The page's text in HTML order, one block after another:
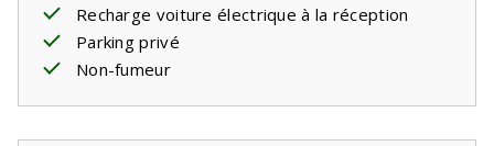
Recharge voiture électrique à la réception
Parking privé
Non-fumeur